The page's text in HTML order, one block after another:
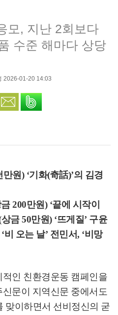
모, 지난 2회보다
수준 해마다 상당
2026-01-20 14:03
토리로 공유
카카오톡으로 공유
문자로 공유
만원) ‘기화(奇話)’의 김경
200만원) ‘끝에 시작이
상금50만원) ‘뜨게질’ 구윤
비 오는 날’ 전민서, ‘비망
인 친환경운동 캠페인을
문이 지역신문 중에서도
맞이하면서 선비정신의 굳